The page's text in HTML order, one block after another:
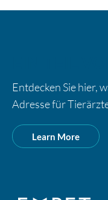
Entdecken Sie hier,
Adresse für
Learn More